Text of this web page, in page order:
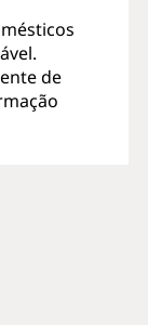
de